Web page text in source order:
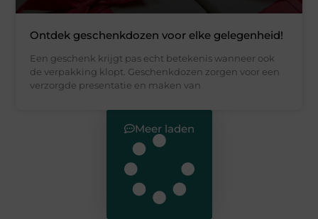
Ontdek geschenkdozen voor elke gelegenheid!
Een geschenk krijgt pas echt betekenis wanneer ook
de verpakking klopt. Geschenkdozen zorgen voor een
verzorgde presentatie en maken van
Meer laden